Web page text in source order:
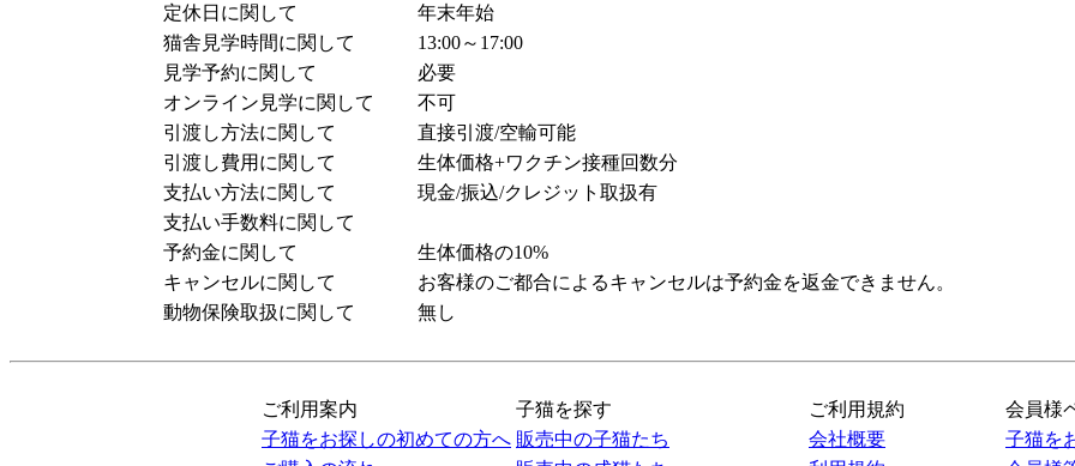
定休日に関して
年末年始
猫舎見学時間に関して
13:00～17:00
見学予約に関して
必要
オンライン見学に関して
不可
引渡し方法に関して
直接引渡/空輸可能
引渡し費用に関して
生体価格+ワクチン接種回数分
支払い方法に関して
現金/振込/クレジット取扱有
支払い手数料に関して
予約金に関して
生体価格の10%
キャンセルに関して
お客様のご都合によるキャンセルは予約金を返金できません。
動物保険取扱に関して
無し
ご利用案内 子猫を探す ご利用規約
会員様
子猫をお探しの初めての方へ 販売中の子猫たち 会社概要
子猫を